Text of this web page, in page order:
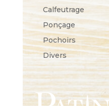
Calfeutrage
Ponçage
Pochoirs
Divers